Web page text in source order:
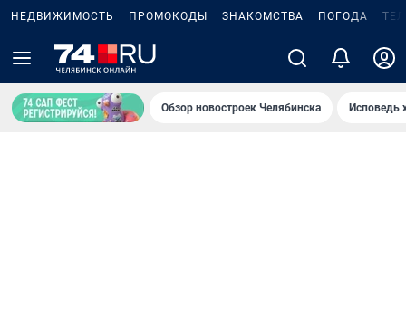
НЕДВИЖИМОСТЬ ПРОМОКОДЫ ЗНАКОМСТВА ПОГОДА
Обзор новостроек Челябинска Исповедь